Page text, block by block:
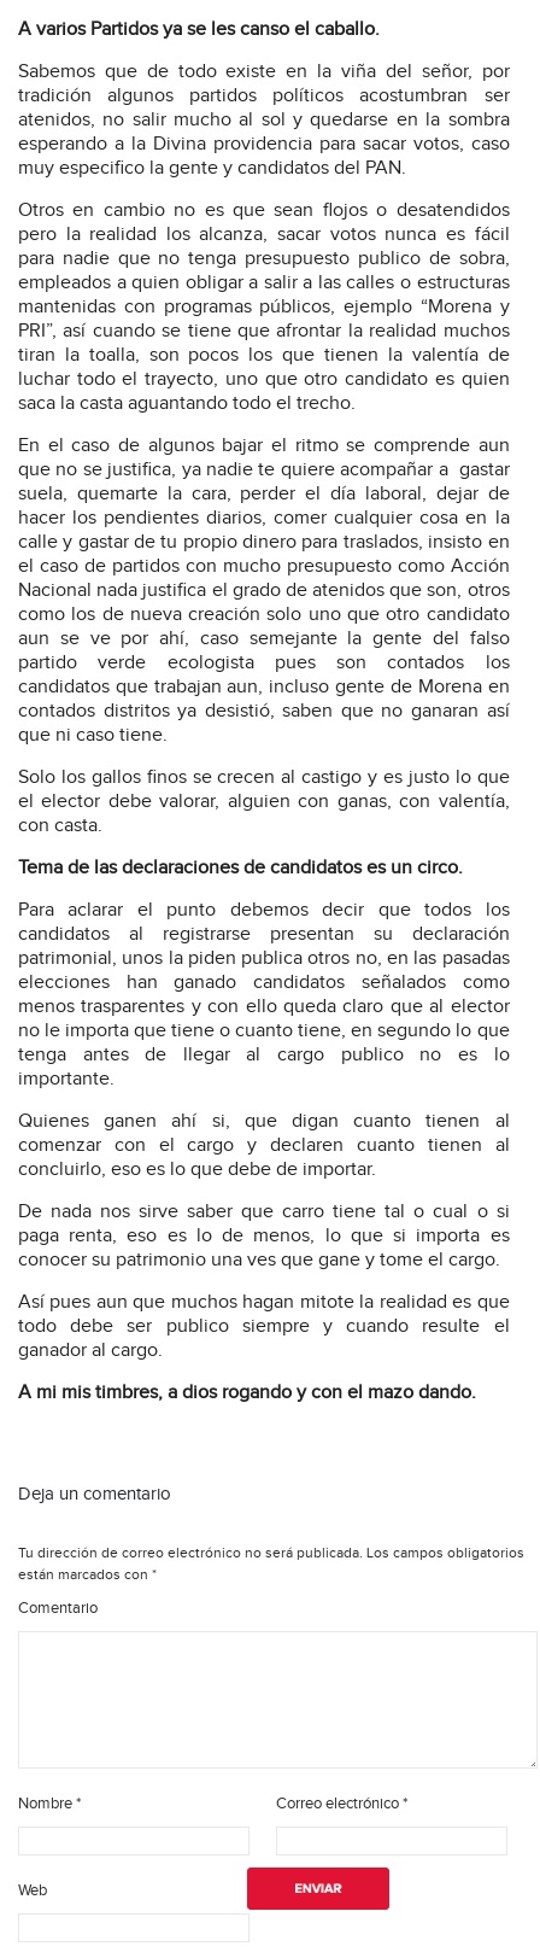
A varios Partidos ya se les canso el caballo.
Sabemos que de todo existe en la viña del señor, por
tradición algunos partidos políticos acostumbran ser
atenidos, no salir mucho al sol y quedarse en la sombra
esperando a la Divina providencia para sacar votos, caso
muy especifico la gente y candidatos del PAN.
Otros en cambio no es que sean flojos o desatendidos
pero la realidad los alcanza, sacar votos nunca es fácil
para nadie que no tenga presupuesto publico de sobra,
empleados a quien obligar a salir a las calles o estructuras
mantenidas con programas públicos, ejemplo “Morena y
PRI”, así cuando se tiene que afrontar la realidad muchos
tiran la toalla, son pocos los que tienen la valentía de
luchar todo el trayecto, uno que otro candidato es quien
saca la casta aguantando todo el trecho.
En el caso de algunos bajar el ritmo se comprende aun
que no se justifica, ya nadie te quiere acompañar a gastar
suela, quemarte la cara, perder el día laboral, dejar de
hacer los pendientes diarios, comer cualquier cosa en la
calle y gastar de tu propio dinero para traslados, insisto en
el caso de partidos con mucho presupuesto como Acción
Nacional nada justifica el grado de atenidos que son, otros
como los de nueva creación solo uno que otro candidato
aun se ve por ahí, caso semejante la gente del falso
partido verde ecologista pues son contados los
candidatos que trabajan aun, incluso gente de Morena en
contados distritos ya desistió, saben que no ganaran así
que ni caso tiene.
Solo los gallos finos se crecen al castigo y es justo lo que
el elector debe valorar, alguien con ganas, con valentía,
con casta.
Tema de las declaraciones de candidatos es un circo.
Para aclarar el punto debemos decir que todos los
candidatos al registrarse presentan su declaración
patrimonial, unos la piden publica otros no, en las pasadas
elecciones han ganado candidatos señalados como
menos trasparentes y con ello queda claro que al elector
no le importa que tiene o cuanto tiene, en segundo lo que
tenga antes de llegar al cargo publico no es lo
importante.
Quienes ganen ahí si, que digan cuanto tienen al
comenzar con el cargo y declaren cuanto tienen al
concluirlo, eso es lo que debe de importar.
De nada nos sirve saber que carro tiene tal o cual o si
paga renta, eso es lo de menos, lo que si importa es
conocer su patrimonio una ves que gane y tome el cargo.
Así pues aun que muchos hagan mitote la realidad es que
todo debe ser publico siempre y cuando resulte el
ganador al cargo.
A mi mis timbres, a dios rogando y con el mazo dando.
Deja un comentario
Tu dirección de correo electrónico no será publicada. Los campos obligatorios
están marcados con *
Comentario
Nombre* Correo electrónico*
Web